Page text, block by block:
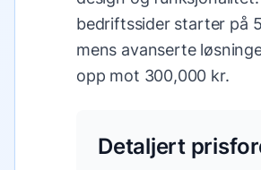
bedriftssider starter på
mens avanserte
opp mot 300,000 kr.
Detaljert